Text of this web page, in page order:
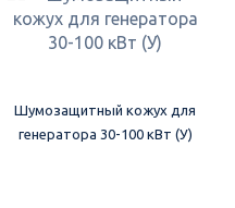
Шумозащитный кожух для
генератора 30-100 кВт (У)